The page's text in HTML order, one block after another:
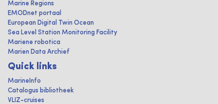
Marine Regions
EMODnet portaal
European Digital Twin Ocean
Sea Level Station Monitoring Facility
Mariene robotica
Marien Data Archief
Quick links
MarineInfo
Catalogus bibliotheek
VLIZ-cruises